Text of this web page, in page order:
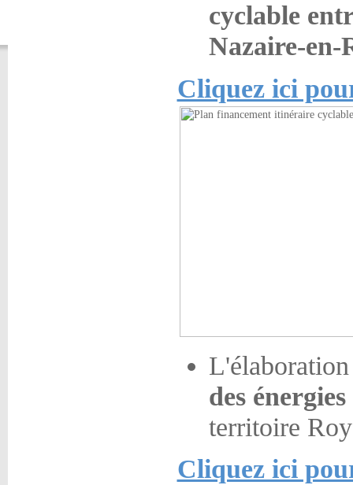
cyclable
Nazaire-en-
Cliquez ici
des
territoire
Cliquez ici